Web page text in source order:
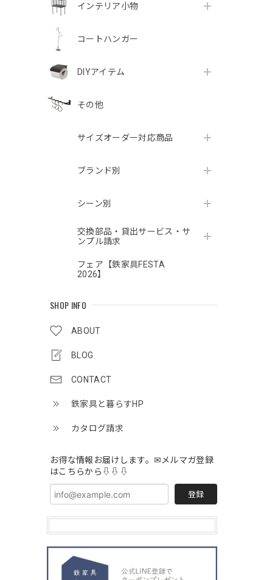
インテリア小物
コートハンガー
DIYアイテム
その他
サイズオーダー対応商品
ブランド別
シーン別
交換部品・貸出サービス・サ
ンプル請求
フェア【鉄家具FESTA
2026】
SHOP INFO
ABOUT
BLOG
CONTACT
鉄家具と暮らすHP
カタログ請求
お得な情報お届けします。✉メルマガ登録
はこちらから⇩⇩⇩
登録